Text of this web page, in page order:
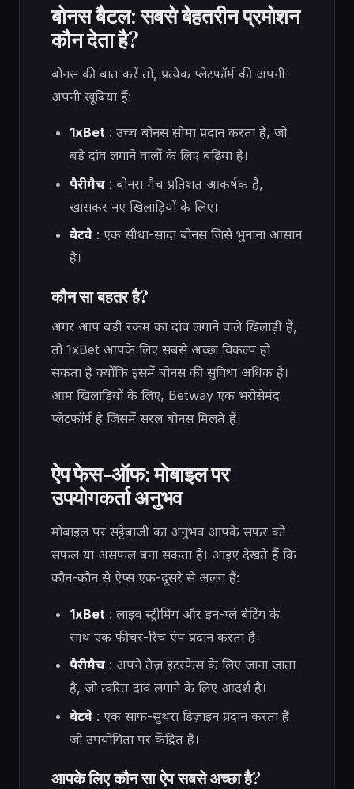
बोनस बैटल: सबसे बेहतरीन प्रमोशन
कौन देता है?
बोनस की बात करें तो, प्रत्येक प्लेटफॉर्म की अपनी-
अपनी खूबियां हैं:
1xBet: उच्च बोनस सीमा प्रदान करता है, जो
बड़े दांव लगाने वालों के लिए बढ़िया है।
पैरीमैच: बोनस मैच प्रतिशत आकर्षक है,
खासकर नए खिलाड़ियों के लिए।
बेटवे: एक सीधा-सादा बोनस जिसे भुनाना आसान
है।
कौन सा बहतर है?
अगर आप बड़ी रकम का दांव लगाने वाले खिलाड़ी हैं,
तो 1xBet आपके लिए सबसे अच्छा विकल्प हो
सकता है क्योंकि इसमें बोनस की सुविधा अधिक है।
आम खिलाड़ियों के लिए, Betway एक भरोसेमंद
प्लेटफॉर्म है जिसमें सरल बोनस मिलते हैं।
ऐप फेस-ऑफ: मोबाइल पर
उपयोगकर्ता अनुभव
मोबाइल पर सट्टेबाजी का अनुभव आपके सफर को
सफल या असफल बना सकता है। आइए देखते हैं कि
कौन-कौन से ऐप्स एक-दूसरे से अलग हैं:
1xBet : लाइव स्ट्रीमिंग और इन-प्ले बेटिंग के
साथ एक फीचर-रिच ऐप प्रदान करता है।
पैरीमैच: अपने तेज़ इंटरफ़ेस के लिए जाना जाता
है, जो त्वरित दांव लगाने के लिए आदर्श है।
बेटवे: एक साफ-सुथरा डिज़ाइन प्रदान करता है
जो उपयोगिता पर केंद्रित है।
आपके लिए कौन सा ऐप सबसे अच्छा है?